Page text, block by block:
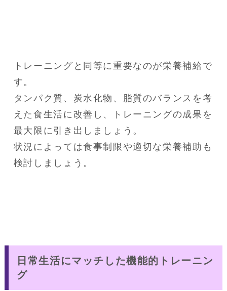
トレーニングと同等に重要なのが栄養補給で
す。
タンパク質、炭水化物、脂質のバランスを考
えた食生活に改善し、トレーニングの成果を
最大限に引き出しましょう。
状況によっては食事制限や適切な栄養補助も
検討しましょう。
日常生活にマッチした機能的トレーニン
グ